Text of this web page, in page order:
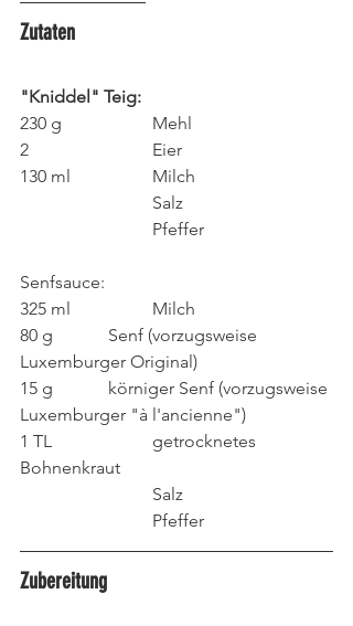
Zutaten
"Kniddel" Teig:
230 g 		Mehl
2 			Eier
130 ml 		Milch
			Salz
			Pfeffer
Senfsauce:
325 ml 		Milch
80 g 		Senf (vorzugsweise
Luxemburger Original)
15 g 		körniger Senf (vorzugsweise
Luxemburger "à l'ancienne")
1 TL			getrocknetes
Bohnenkraut
			Salz
			Pfeffer
Zubereitung